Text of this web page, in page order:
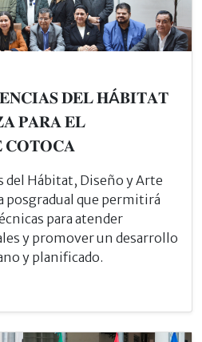
𝐃𝐄𝐋 𝐇Á𝐁𝐈𝐓𝐀𝐓
𝐏𝐀𝐑𝐀 𝐄𝐋
𝐂𝐎𝐓𝐎𝐂𝐀
del Hábitat, Diseño y Arte
posgradual que permitirá
para atender
y promover un desarrollo
y planificado.